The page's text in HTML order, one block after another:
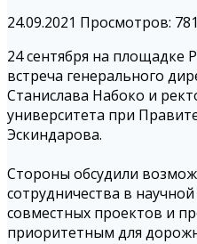
24.09.2021 Просмотров: 781
24 сентября на
встреча генерального
Станислава Набоко и
университета при
Эскиндарова.
Стороны обсудили
сотрудничества в
совместных проектов и
приоритетным для